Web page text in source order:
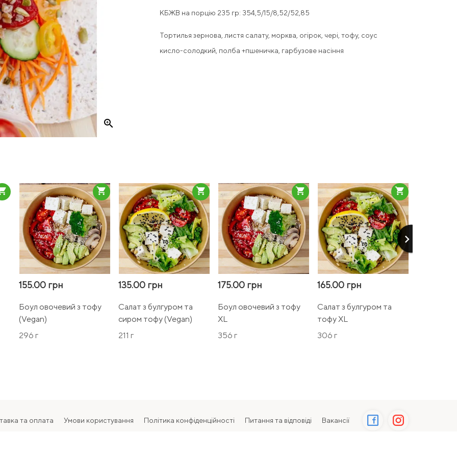
zoom_in
КБЖВ на порцію 235 гр: 354,5/15/8,52/52,85
Тортилья зернова, листя салату, морква, огірок, чері, тофу, соус
кисло-солодкий, полба +пшеничка, гарбузове насіння
keyboard_arrow_right
155.00 грн
Боул овочевий з тофу
(Vegan)
296 г
shopping_cart
135.00 грн
Салат з булгуром та
сиром тофу (Vegan)
211 г
shopping_cart
175.00 грн
Боул овочевий з тофу
XL
356 г
shopping_cart
165.00 грн
Салат з булгуром та
тофу XL
306 г
shopping_cart
та оплата Умови користування Політика конфіденційності Питання та відповіді Вакансії